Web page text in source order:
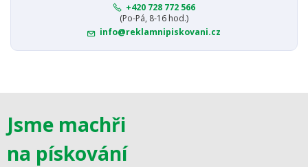
+420 728 772 566
(Po-Pá, 8-16 hod.)
info@reklamnipiskovani.cz
Jsme machři
na pískování